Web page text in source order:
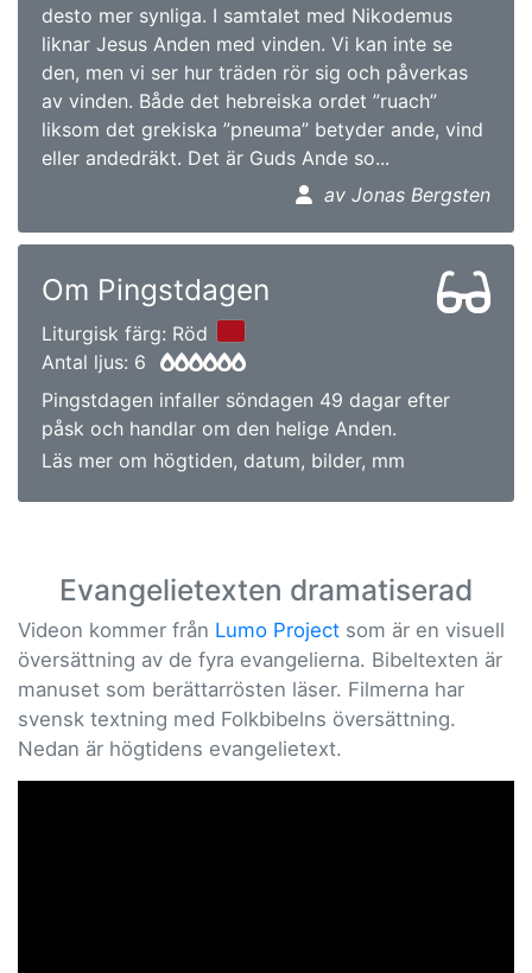
desto mer synliga. I samtalet med Nikodemus
liknar Jesus Anden med vinden. Vi kan inte se
den, men vi ser hur träden rör sig och påverkas
av vinden. Både det hebreiska ordet ”ruach”
liksom det grekiska ”pneuma” betyder ande, vind
eller andedräkt. Det är Guds Ande so...
av Jonas Bergsten
Om Pingstdagen
Liturgisk färg: Röd
Antal ljus: 6
Pingstdagen infaller söndagen 49 dagar efter
påsk och handlar om den helige Anden.
Läs mer om högtiden, datum, bilder, mm
Evangelietexten dramatiserad
Videon kommer från Lumo Project som är en visuell
översättning av de fyra evangelierna. Bibeltexten är
manuset som berättarrösten läser. Filmerna har
svensk textning med Folkbibelns översättning.
Nedan är högtidens evangelietext.